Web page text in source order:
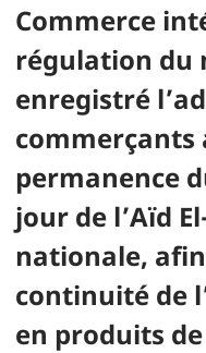
Commerce
régulation du
enregistré
commerçants
permanence
jour de l’Aïd
nationale,
continuité de
en produits